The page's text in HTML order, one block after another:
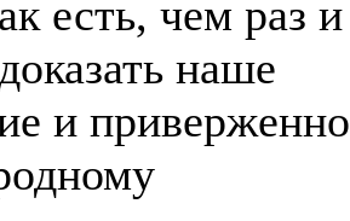
есть, чем раз и
наше
и